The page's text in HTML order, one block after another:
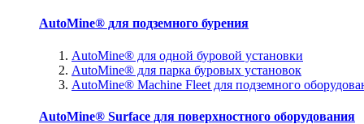
AutoMine® для подземного бурения
AutoMine® для одной буровой установки
AutoMine® для парка буровых установок
AutoMine® Machine Fleet для подземного
AutoMine® Surface для поверхностного оборудования